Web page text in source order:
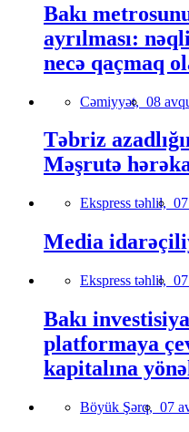
Bakı
ayrılması:
necə qaçmaq
Cəmiyyət, 08
Təbriz
Məşrutə
Ekspress təhlil,
Media
Ekspress təhlil,
Bakı
platformaya
kapitalına
Böyük Şərq, 07